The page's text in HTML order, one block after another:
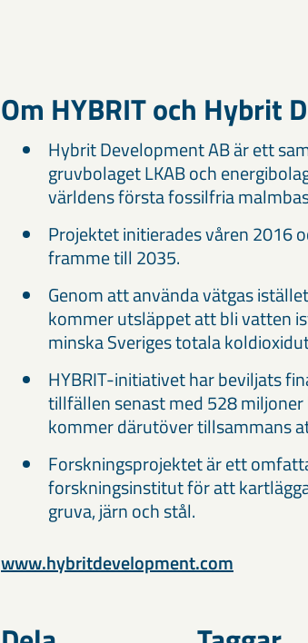
Om HYBRIT och Hybrit
Hybrit Development AB är ett
gruvbolaget LKAB och
världens första fossilfria
Projektet initierades våren 2016
framme till 2035.
Genom att använda vätgas
kommer utsläppet att bli vatten
minska Sveriges totala
HYBRIT-initiativet har beviljats
tillfällen senast med 528
kommer därutöver tillsammans
Forskningsprojektet är ett
forskningsinstitut för att
gruva, järn och stål.
www.hybritdevelopment.com